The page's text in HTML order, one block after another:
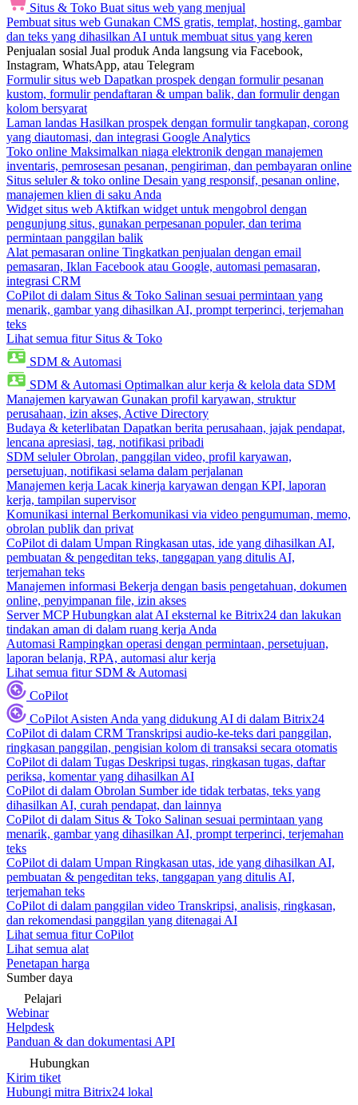
Situs & Toko Buat situs web yang menjual
Pembuat situs web Gunakan CMS gratis, templat, hosting, gambar
dan teks yang dihasilkan AI untuk membuat situs yang keren
Penjualan sosial Jual produk Anda langsung via Facebook,
Instagram, WhatsApp, atau Telegram
Formulir situs web Dapatkan prospek dengan formulir pesanan
kustom, formulir pendaftaran & umpan balik, dan formulir dengan
kolom bersyarat
Laman landas Hasilkan prospek dengan formulir tangkapan, corong
yang diautomasi, dan integrasi Google Analytics
Toko online Maksimalkan niaga elektronik dengan manajemen
inventaris, pemrosesan pesanan, pengiriman, dan pembayaran online
Situs seluler & toko online Desain yang responsif, pesanan online,
manajemen klien di saku Anda
Widget situs web Aktifkan widget untuk mengobrol dengan
pengunjung situs, gunakan perpesanan populer, dan terima
permintaan panggilan balik
Alat pemasaran online Tingkatkan penjualan dengan email
pemasaran, Iklan Facebook atau Google, automasi pemasaran,
integrasi CRM
CoPilot di dalam Situs & Toko Salinan sesuai permintaan yang
menarik, gambar yang dihasilkan AI, prompt terperinci, terjemahan
teks
Lihat semua fitur Situs & Toko
SDM & Automasi
SDM & Automasi Optimalkan alur kerja & kelola data SDM
Manajemen karyawan Gunakan profil karyawan, struktur
perusahaan, izin akses, Active Directory
Budaya & keterlibatan Dapatkan berita perusahaan, jajak pendapat,
lencana apresiasi, tag, notifikasi pribadi
SDM seluler Obrolan, panggilan video, profil karyawan,
persetujuan, notifikasi selama dalam perjalanan
Manajemen kerja Lacak kinerja karyawan dengan KPI, laporan
kerja, tampilan supervisor
Komunikasi internal Berkomunikasi via video pengumuman, memo,
obrolan publik dan privat
CoPilot di dalam Umpan Ringkasan utas, ide yang dihasilkan AI,
pembuatan & pengeditan teks, tanggapan yang ditulis AI,
terjemahan teks
Manajemen informasi Bekerja dengan basis pengetahuan, dokumen
online, penyimpanan file, izin akses
Server MCP Hubungkan alat AI eksternal ke Bitrix24 dan lakukan
tindakan aman di dalam ruang kerja Anda
Automasi Rampingkan operasi dengan permintaan, persetujuan,
laporan belanja, RPA, automasi alur kerja
Lihat semua fitur SDM & Automasi
CoPilot
CoPilot Asisten Anda yang didukung AI di dalam Bitrix24
CoPilot di dalam CRM Transkripsi audio-ke-teks dari panggilan,
ringkasan panggilan, pengisian kolom di transaksi secara otomatis
CoPilot di dalam Tugas Deskripsi tugas, ringkasan tugas, daftar
periksa, komentar yang dihasilkan AI
CoPilot di dalam Obrolan Sumber ide tidak terbatas, teks yang
dihasilkan AI, curah pendapat, dan lainnya
CoPilot di dalam Situs & Toko Salinan sesuai permintaan yang
menarik, gambar yang dihasilkan AI, prompt terperinci, terjemahan
teks
CoPilot di dalam Umpan Ringkasan utas, ide yang dihasilkan AI,
pembuatan & pengeditan teks, tanggapan yang ditulis AI,
terjemahan teks
CoPilot di dalam panggilan video Transkripsi, analisis, ringkasan,
dan rekomendasi panggilan yang ditenagai AI
Lihat semua fitur CoPilot
Lihat semua alat
Penetapan harga
Sumber daya
Pelajari
Webinar
Helpdesk
Panduan & dan dokumentasi API
Hubungkan
Kirim tiket
Hubungi mitra Bitrix24 lokal